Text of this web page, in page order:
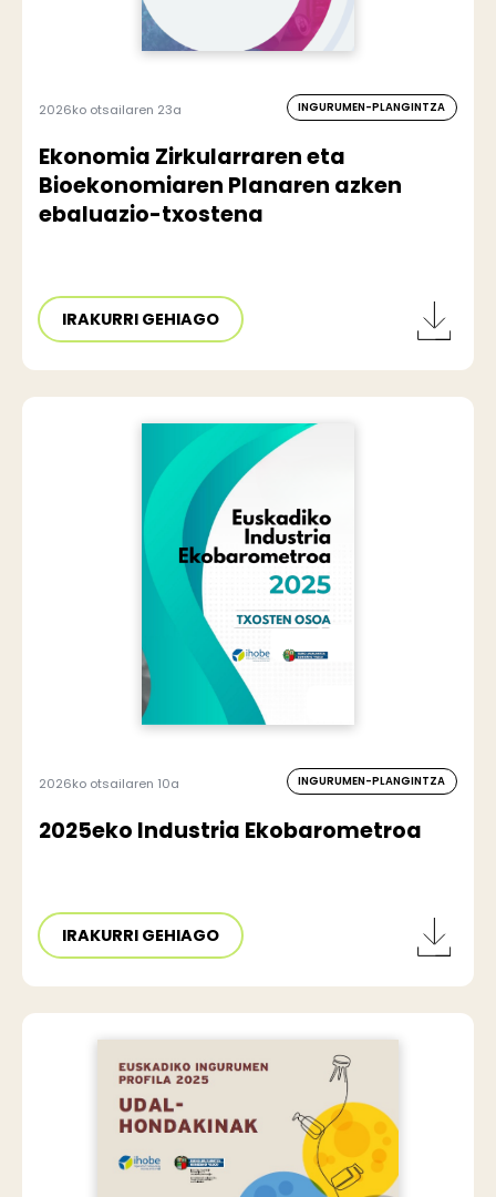
2026ko otsailaren 23a INGURUMEN-PLANGINTZA
Ekonomia Zirkularraren eta
Bioekonomiaren Planaren azken
ebaluazio-txostena
IRAKURRI GEHIAGO
2026ko otsailaren 10a INGURUMEN-PLANGINTZA
2025eko Industria Ekobarometroa
IRAKURRI GEHIAGO